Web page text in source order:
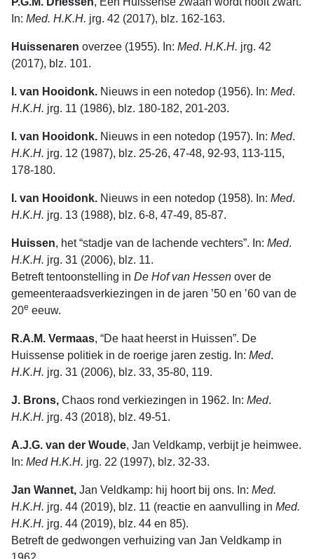
In: Med. H.K.H. jrg. 42 (2017), blz. 162-163.
Huissenaren overzee (1955). In: Med. H.K.H. jrg. 42
(2017), blz. 101.
I. van Hooidonk. Nieuws in een notedop (1956). In: Med.
H.K.H. jrg. 11 (1986), blz. 180-182, 201-203.
I. van Hooidonk. Nieuws in een notedop (1957). In: Med.
H.K.H. jrg. 12 (1987), blz. 25-26, 47-48, 92-93, 113-115,
178-180.
I. van Hooidonk. Nieuws in een notedop (1958). In: Med.
H.K.H. jrg. 13 (1988), blz. 6-8, 47-49, 85-87.
Huissen, het “stadje van de lachende vechters”. In: Med.
H.K.H. jrg. 31 (2006), blz. 11.
Betreft tentoonstelling in De Hof van Hessen over de
gemeenteraadsverkiezingen in de jaren ’50 en ’60 van de
20e eeuw.
R.A.M. Vermaas, “De haat heerst in Huissen”. De
Huissense politiek in de roerige jaren zestig. In: Med.
H.K.H. jrg. 31 (2006), blz. 33, 35-80, 119.
J. Brons, Chaos rond verkiezingen in 1962. In: Med.
H.K.H. jrg. 43 (2018), blz. 49-51.
A.J.G. van der Woude, Jan Veldkamp, verbijt je heimwee.
In: Med H.K.H. jrg. 22 (1997), blz. 32-33.
Jan Wannet, Jan Veldkamp: hij hoort bij ons. In: Med.
H.K.H. jrg. 44 (2019), blz. 11 (reactie en aanvulling in Med.
H.K.H. jrg. 44 (2019), blz. 44 en 85).
Betreft de gedwongen verhuizing van Jan Veldkamp in